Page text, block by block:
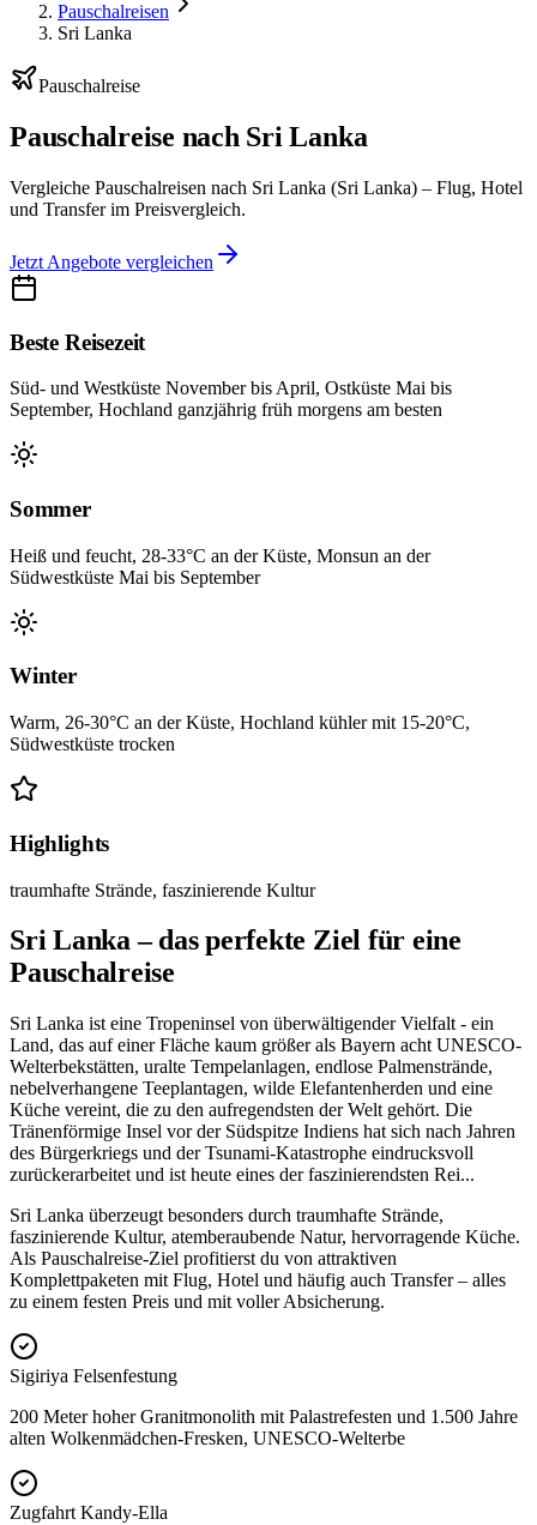
Pauschalreisen
Sri Lanka
Pauschalreise
Pauschalreise nach Sri Lanka
Vergleiche Pauschalreisen nach Sri Lanka (Sri Lanka) – Flug, Hotel
und Transfer im Preisvergleich.
Jetzt Angebote vergleichen
Beste Reisezeit
Süd- und Westküste November bis April, Ostküste Mai bis
September, Hochland ganzjährig früh morgens am besten
Sommer
Heiß und feucht, 28-33°C an der Küste, Monsun an der
Südwestküste Mai bis September
Winter
Warm, 26-30°C an der Küste, Hochland kühler mit 15-20°C,
Südwestküste trocken
Highlights
traumhafte Strände, faszinierende Kultur
Sri Lanka – das perfekte Ziel für eine
Pauschalreise
Sri Lanka ist eine Tropeninsel von überwältigender Vielfalt - ein
Land, das auf einer Fläche kaum größer als Bayern acht UNESCO-
Welterbekstätten, uralte Tempelanlagen, endlose Palmenstrände,
nebelverhangene Teeplantagen, wilde Elefantenherden und eine
Küche vereint, die zu den aufregendsten der Welt gehört. Die
Tränenförmige Insel vor der Südspitze Indiens hat sich nach Jahren
des Bürgerkriegs und der Tsunami-Katastrophe eindrucksvoll
zurückerarbeitet und ist heute eines der faszinierendsten Rei...
Sri Lanka überzeugt besonders durch traumhafte Strände,
faszinierende Kultur, atemberaubende Natur, hervorragende Küche.
Als Pauschalreise-Ziel profitierst du von attraktiven
Komplettpaketen mit Flug, Hotel und häufig auch Transfer – alles
zu einem festen Preis und mit voller Absicherung.
Sigiriya Felsenfestung
200 Meter hoher Granitmonolith mit Palastrefesten und 1.500 Jahre
alten Wolkenmädchen-Fresken, UNESCO-Welterbe
Zugfahrt Kandy-Ella